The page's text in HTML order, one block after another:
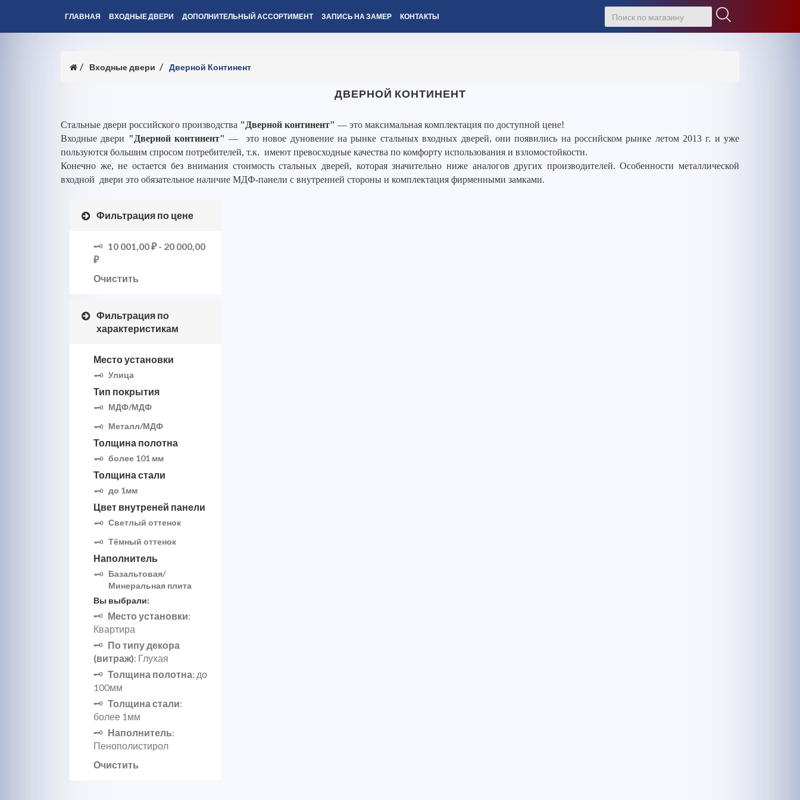
ГЛАВНАЯ ВХОДНЫЕ ДВЕРИ ДОПОЛНИТЕЛЬНЫЙ АССОРТИМЕНТ ЗАПИСЬ НА ЗАМЕР КОНТАКТЫ
Входные двери Дверной Континент
ДВЕРНОЙ КОНТИНЕНТ
Стальные двери российского производства "Дверной континент" — это максимальная комплектация по доступной цене!
Входные двери "Дверной континент" — это новое дуновение на рынке стальных входных дверей, они появились на российском рынке летом 2013 г. и уже
пользуются большим спросом потребителей, т.к. имеют превосходные качества по комфорту использования и взломостойкости.
Конечно же, не остается без внимания стоимость стальных дверей, которая значительно ниже аналогов других производителей. Особенности металлической
входной двери это обязательное наличие МДФ-панели с внутренней стороны и комплектация фирменными замками.
Фильтрация по цене
10 001,00 ₽- 20 000,00
₽
Очистить
Фильтрация по
характеристикам
Место установки
Улица
Тип покрытия
МДФ/МДФ
Металл/МДФ
Толщина полотна
более 101 мм
Толщина стали
до 1мм
Цвет внутреней панели
Светлый оттенок
Тёмный оттенок
Наполнитель
Базальтовая/
Минеральная плита
Вы выбрали:
Место установки:
Квартира
По типу декора
(витраж): Глухая
Толщина полотна: до
100мм
Толщина стали:
более 1мм
Наполнитель:
Пенополистирол
Очистить